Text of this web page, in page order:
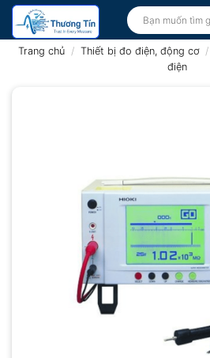
Bỏ
qua
Tìm
kiếm:
Trang chủ / Thiết bị đo điện, động cơ /
điện